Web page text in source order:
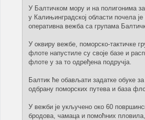
У Балтичком мору и на полигонима
у Калињинградској области почела је
оперативна вежба са групама
У оквиру вежбе, поморско-тактичке
флоте напустиле су своје базе и
флоте у за то одређена подручја.
Балтик ће обављати задатке обуке
одбрану поморских путева и база
У вежби је укључено око 60
бродова, чамаца и помоћних